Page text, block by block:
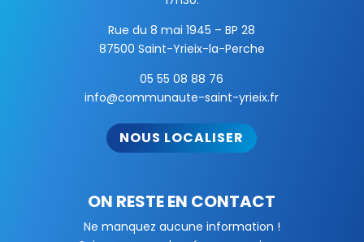
Rue du 8 mai 1945 – BP 28
87500 Saint-Yrieix-la-Perche
05 55 08 88 76
info@communaute-saint-yrieix.fr
NOUS LOCALISER
ON RESTE EN CONTACT
Ne manquez aucune information !